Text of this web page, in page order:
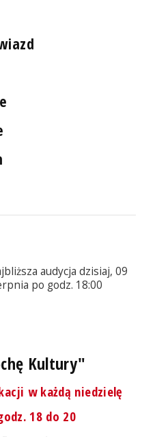
audycja dzisiaj, 09
po godz. 18:00
Kultury"
w każdą niedzielę
18 do 20